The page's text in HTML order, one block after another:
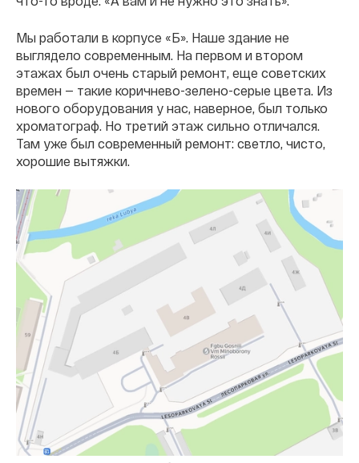
Мы работали в корпусе «Б». Наше здание не
выглядело современным. На первом и втором
этажах был очень старый ремонт, еще советских
времен — такие коричнево-зелено-серые цвета. Из
нового оборудования у нас, наверное, был только
хроматограф. Но третий этаж сильно отличался.
Там уже был современный ремонт: светло, чисто,
хорошие вытяжки.